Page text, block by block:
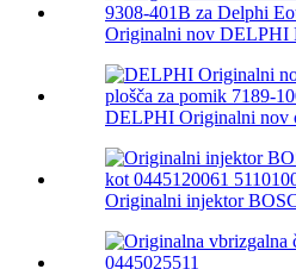
Originalni nov DELPHI
DELPHI Originalni nov
Originalni injektor